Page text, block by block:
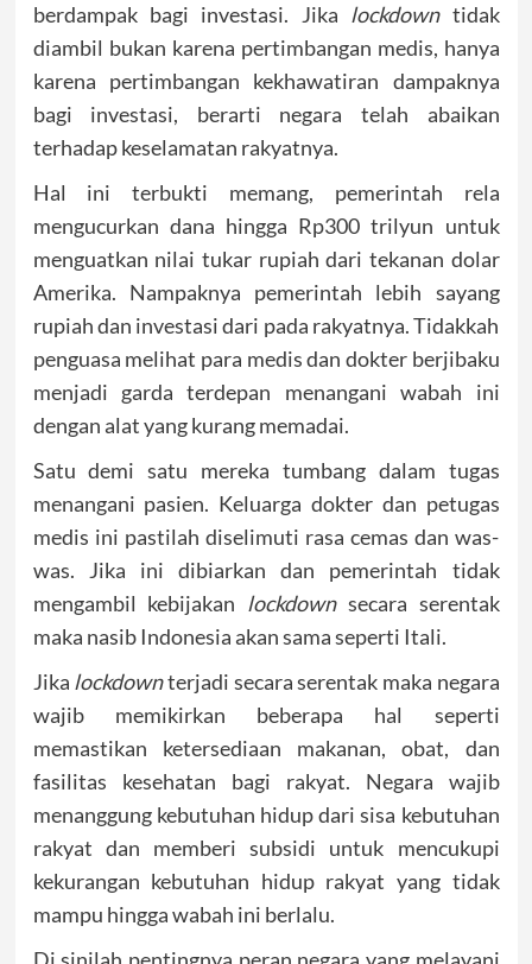
berdampak bagi investasi. Jika lockdowntidak
diambil bukan karena pertimbangan medis, hanya
karena pertimbangan kekhawatiran dampaknya
bagi investasi, berarti negara telah abaikan
terhadap keselamatan rakyatnya.
Hal ini terbukti memang, pemerintah rela
mengucurkan dana hingga Rp300 trilyun untuk
menguatkan nilai tukar rupiah dari tekanan dolar
Amerika. Nampaknya pemerintah lebih sayang
rupiah dan investasi dari pada rakyatnya. Tidakkah
penguasa melihat para medis dan dokter berjibaku
menjadi garda terdepan menangani wabah ini
dengan alat yang kurang memadai.
Satu demi satu mereka tumbang dalam tugas
menangani pasien. Keluarga dokter dan petugas
medis ini pastilah diselimuti rasa cemas dan was-
was. Jika ini dibiarkan dan pemerintah tidak
mengambil kebijakan lockdownsecara serentak
maka nasib Indonesia akan sama seperti Itali.
Jika lockdownterjadi secara serentak maka negara
wajib memikirkan beberapa hal seperti
memastikan ketersediaan makanan, obat, dan
fasilitas kesehatan bagi rakyat. Negara wajib
menanggung kebutuhan hidup dari sisa kebutuhan
rakyat dan memberi subsidi untuk mencukupi
kekurangan kebutuhan hidup rakyat yang tidak
mampu hingga wabah ini berlalu.